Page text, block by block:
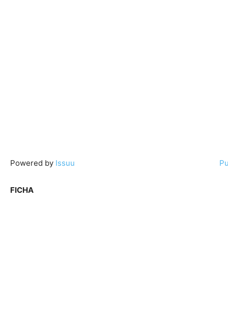
Powered by Issuu
FICHA